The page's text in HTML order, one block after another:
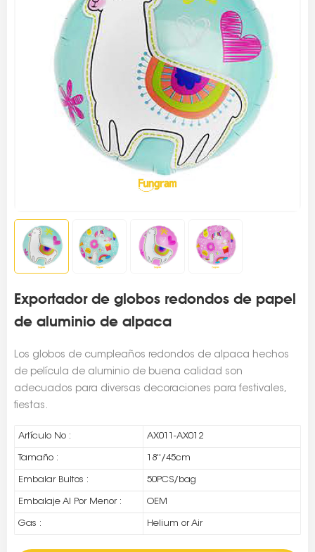
Exportador de globos redondos de papel
de aluminio de alpaca
Los globos de cumpleaños redondos de alpaca hechos
de película de aluminio de buena calidad son
adecuados para diversas decoraciones para festivales,
fiestas.
Artículo No : AX011-AX012
Tamaño : 18''/45cm
Embalar Bultos : 50PCS/bag
Embalaje Al Por Menor : OEM
Gas : Helium or Air